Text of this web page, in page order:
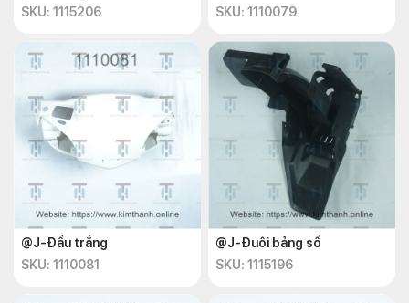
SKU: 1115206
SKU: 1110079
@J-Đầu trắng
SKU: 1110081
@J-Đuôi bảng số
SKU: 1115196